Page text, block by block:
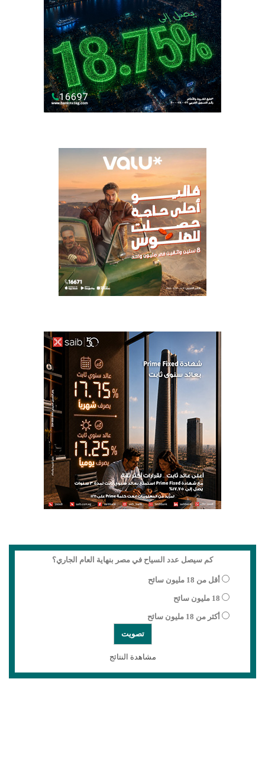
كم سيصل عدد السياح في مصر بنهاية العام الجاري؟
أقل من 18 مليون سائح
18 مليون سائح
أكثر من 18 مليون سائح
مشاهدة النتائج